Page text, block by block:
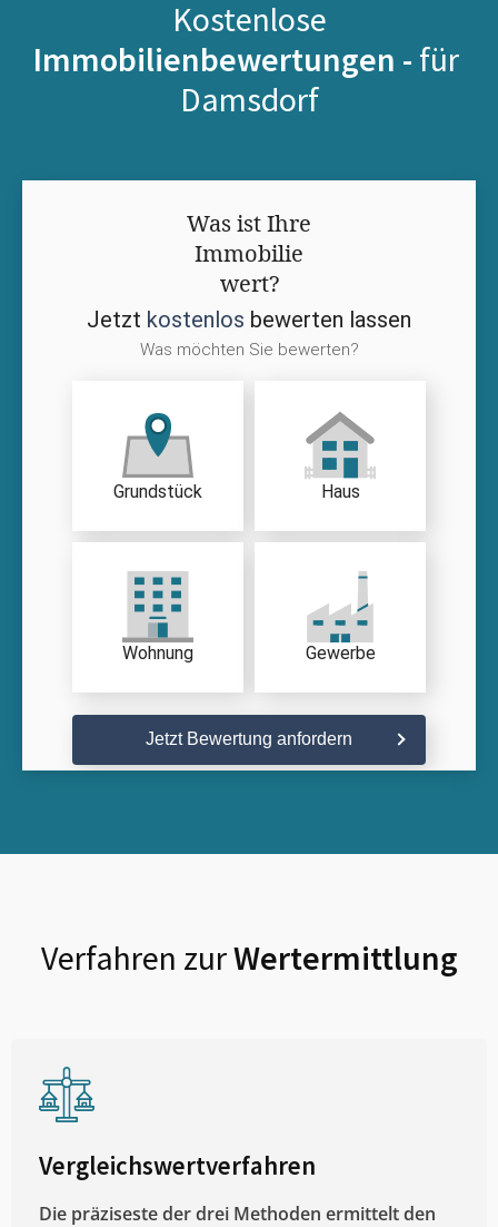
Kostenlose
Immobilienbewertungen - für
Damsdorf
Was ist Ihre
Immobilie
wert?
Jetzt kostenlos bewerten lassen
Was möchten Sie bewerten?
Grundstück Haus
Wohnung Gewerbe
Jetzt Bewertung anfordern
Verfahren zurWertermittlung
Vergleichswertverfahren
Die präziseste der drei Methoden ermittelt den